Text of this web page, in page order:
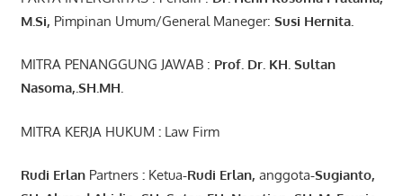
M.Si, Pimpinan Umum/General Maneger: Susi Hernita.
MITRA PENANGGUNG JAWAB : Prof. Dr. KH. Sultan
Nasoma,.SH.MH.
MITRA KERJA HUKUM : Law Firm
Rudi ErlanPartners : Ketua-Rudi Erlan, anggota-Sugianto,